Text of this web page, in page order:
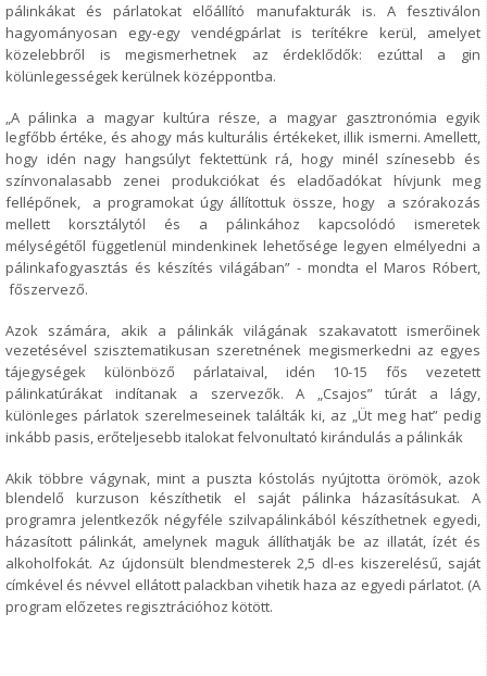
pálinkákat éspárlatokat előállító manufakturák is. A fesztiválon
hagyományosan egy-egy vendégpárlat is terítékre kerül, amelyet
közelebbről is megismerhetnek az érdeklődők: ezúttal a gin
kölünlegességek kerülnek középpontba.
„A pálinka a magyar kultúra része, a magyar gasztronómia egyik
legfőbb értéke, és ahogy más kulturális értékeket, illik ismerni. Amellett,
hogy idén nagy hangsúlyt fektettünk rá, hogy minél színesebb és
színvonalasabb zenei produkciókat és eladőadókat hívjunk meg
fellépőnek, a programokat úgy állítottuk össze, hogy a szórakozás
mellett korsztálytól és a pálinkához kapcsolódó ismeretek
mélységétől függetlenül mindenkinek lehetősége legyen elmélyedni a
pálinkafogyasztás és készítés világában” - mondta el Maros Róbert,
főszervező.
Azok számára, akik a pálinkák világának szakavatott ismerőinek
vezetésével szisztematikusan szeretnének megismerkedni az egyes
tájegységek különböző párlataival, idén 10-15 fős vezetett
pálinkatúrákat indítanak a szervezők. A „Csajos” túrát a lágy,
különleges párlatok szerelmeseinek találták ki, az „Üt meg hat” pedig
inkább pasis, erőteljesebb italokat felvonultató kirándulás a pálinkák
Akik többre vágynak, mint a puszta kóstolás nyújtotta örömök, azok
blendelő kurzuson készíthetik el saját pálinka házasításukat. A
programra jelentkezők négyféle szilvapálinkából készíthetnek egyedi,
házasított pálinkát, amelynek maguk állíthatják be az illatát, ízét és
alkoholfokát. Az újdonsült blendmesterek2,5 dl-es kiszerelésű, saját
címkével és névvel ellátott palackban vihetik haza az egyedi párlatot. (A
program előzetes regisztrációhoz kötött.